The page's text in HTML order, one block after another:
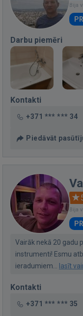
Bija
Darbu piemēri
Kontakti
+371 *** *** 34
Piedāvāt
Bija
Vairāk nekā 20 gadu
instrumenti! Esmu
ieradumiem...
lasīt
Kontakti
+371 *** *** 35